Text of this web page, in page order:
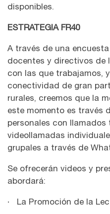
disponibles.
ESTRATEGIA FR40
A través de una
docentes y directivos de
con las que trabajamos,
conectividad de gran
rurales, creemos que la
este momento es través
personales con llamados
videollamadas
grupales a través de
Se ofrecerán videos y
abordará:
· La Promoción de la